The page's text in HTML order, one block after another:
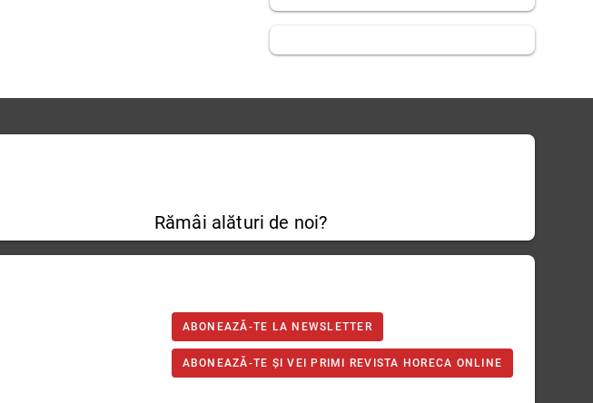
Rămâi alături de noi?
ABONEAZĂ-TE LA NEWSLETTER
ABONEAZĂ-TE ȘI VEI PRIMI REVISTA HORECA ONLINE